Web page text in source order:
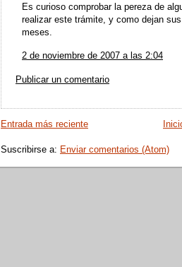
Es curioso comprobar la pereza de
realizar este trámite, y como dejan
meses.
2 de noviembre de 2007 a las 2:04
Publicar un comentario
Entrada más reciente
Suscribirse a: Enviar comentarios (Atom)